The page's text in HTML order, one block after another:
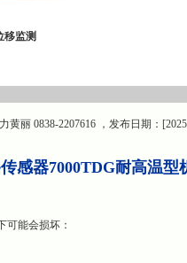
移监测
黄丽 0838-2207616 ，发布日期：
感器7000TDG耐高温型
可能会损坏：